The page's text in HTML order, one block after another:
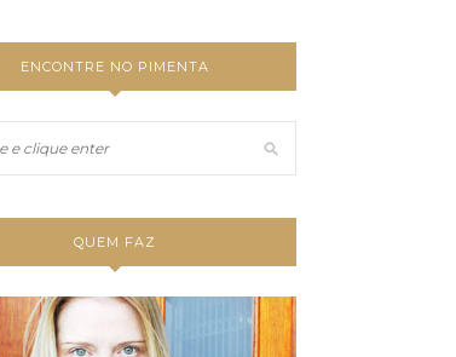
ENCONTRE NO PIMENTA
QUEM FAZ